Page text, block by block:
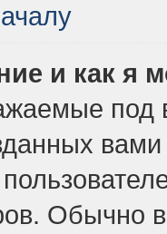
и как я
Обычно